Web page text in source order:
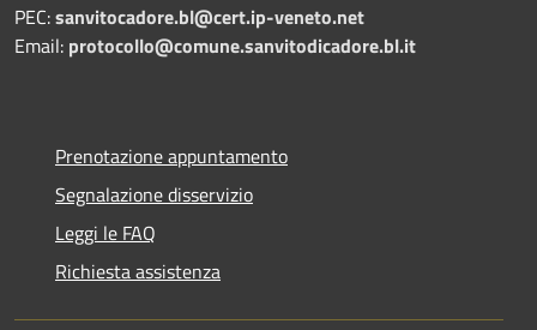
PEC:sanvitocadore.bl@cert.ip-veneto.net
Email: protocollo@comune.sanvitodicadore.bl.it
Prenotazione appuntamento
Segnalazione disservizio
Leggi le FAQ
Richiesta assistenza